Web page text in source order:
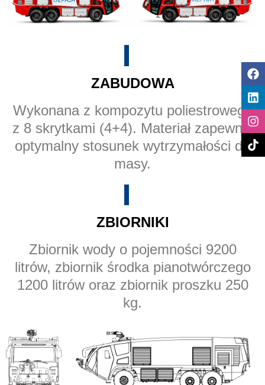
ZABUDOWA
Wykonana z kompozytu poliestrowego
z 8 skrytkami (4+4). Materiał zapewnia
optymalny stosunek wytrzymałości do
masy.
ZBIORNIKI
Zbiornik wody o pojemności 9200
litrów, zbiornik środka pianotwórczego
1200 litrów oraz zbiornik proszku 250
kg.